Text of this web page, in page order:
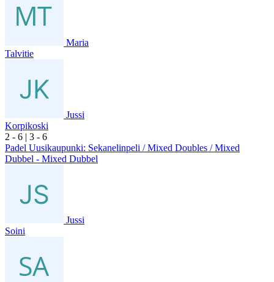
Maria
Talvitie
Jussi
Korpikoski
2 - 6 | 3 - 6
Padel Uusikaupunki: Sekanelinpeli / Mixed Doubles / Mixed
Dubbel - Mixed Dubbel
Jussi
Soini